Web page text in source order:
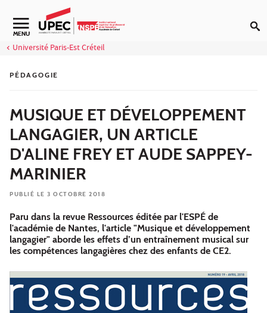
Aller au contenu
Navigation secondaire
MENU
Université Paris-Est Créteil
PÉDAGOGIE
MUSIQUE ET DÉVELOPPEMENT
LANGAGIER, UN ARTICLE
D'ALINE FREY ET AUDE SAPPEY-
MARINIER
PUBLIÉ LE 3 OCTOBRE 2018
Paru dans la revue Ressources éditée par l'ESPÉ de
l'académie de Nantes, l'article "Musique et développement
langagier" aborde les effets d’un entraînement musical sur
les compétences langagières chez des enfants de CE2.